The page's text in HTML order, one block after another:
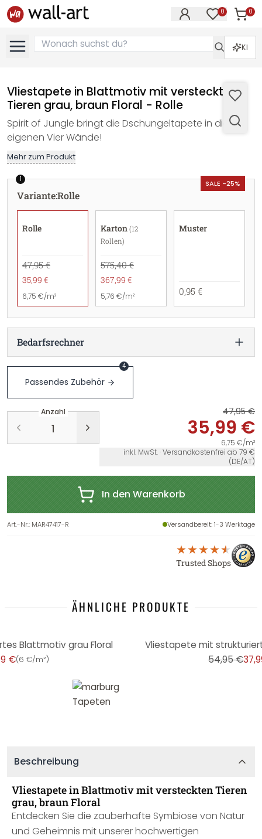
0 0
KI
Vliestapete in Blattmotiv mit versteckten
Tieren grau, braun Floral - Rolle
Spirit of Jungle bringt die Dschungeltapete in die
eigenen Vier Wände!
Mehr zum Produkt
SALE -25%
1
Variante:Rolle
Rolle
47,95 €
35,99 €
6,75 €/m²
Karton (12
Rollen)
575,40 €
367,99 €
5,76 €/m²
Muster
0,95 €
Bedarfsrechner
Passendes Zubehör
4
Anzahl 47,95 €
35,99 €
6,75 €/m²
inkl. MwSt. · Versandkostenfrei ab 79 €
(DE/AT)
In den Warenkorb
Art.-Nr.: MAR47417-R Versandbereit: 1-3 Werktage
Trusted Shops
ÄHNLICHE PRODUKTE
Blattmotiv grau Floral
€(6 €/m²)
Vliestapete mit
54,95 €
Beschreibung
Vliestapete in Blattmotiv mit versteckten Tieren
grau, braun Floral
Entdecken Sie die zauberhafte Symbiose von Natur
und Geheimnis mit unserer hochwertigen